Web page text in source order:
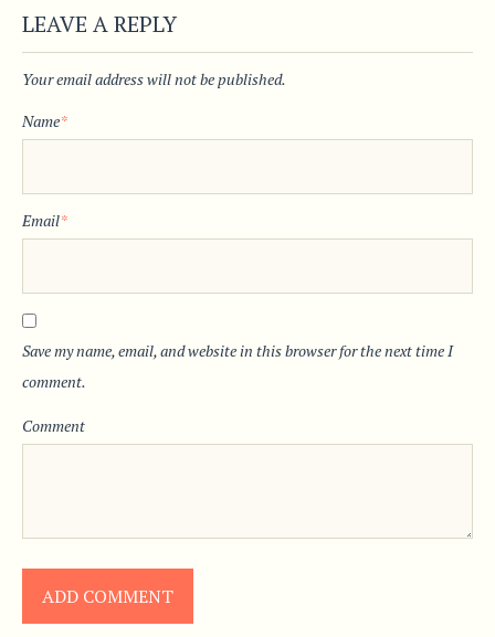
LEAVE A REPLY
Your email address will not be published.
Name*
Email*
Save my name, email, and website in this browser for the next time I
comment.
Comment